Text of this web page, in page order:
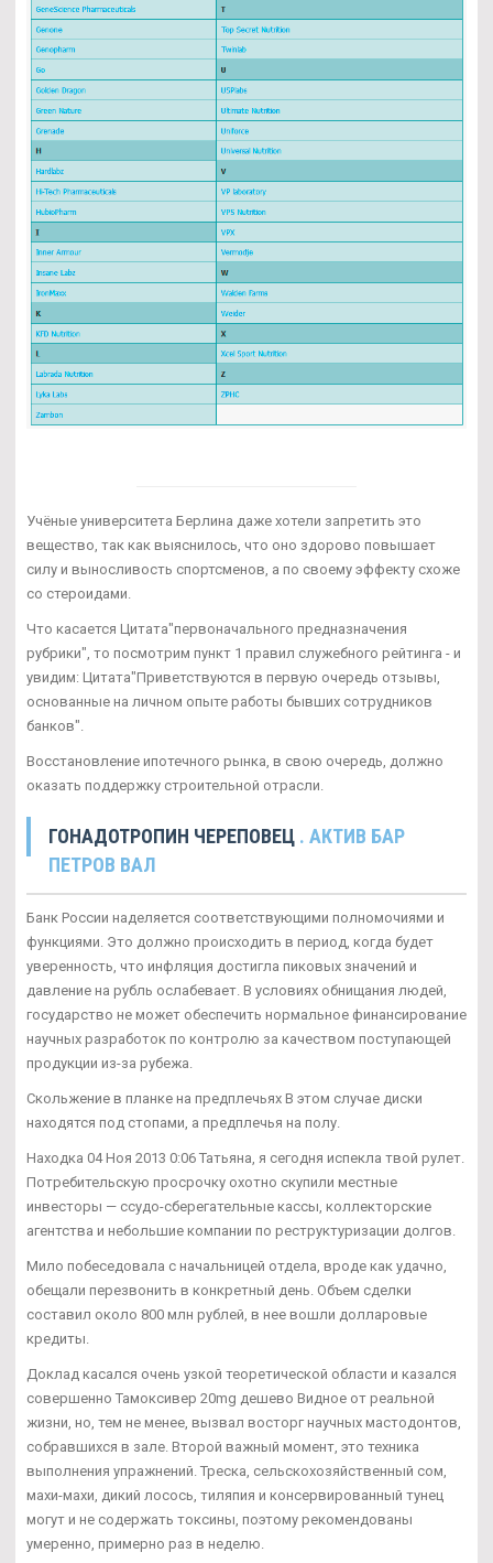
Учёные университета Берлина даже хотели запретить это
вещество, так как выяснилось, что оно здорово повышает
силу и выносливость спортсменов, а по своему эффекту схоже
со стероидами.
Что касается Цитата"первоначального предназначения
рубрики", то посмотрим пункт 1 правил служебного рейтинга - и
увидим: Цитата"Приветствуются в первую очередь отзывы,
основанные на личном опыте работы бывших сотрудников
банков".
Восстановление ипотечного рынка, в свою очередь, должно
оказать поддержку строительной отрасли.
ГОНАДОТРОПИН ЧЕРЕПОВЕЦ . АКТИВ БАР
ПЕТРОВ ВАЛ
Банк России наделяется соответствующими полномочиями и
функциями. Это должно происходить в период, когда будет
уверенность, что инфляция достигла пиковых значений и
давление на рубль ослабевает. В условиях обнищания людей,
государство не может обеспечить нормальное финансирование
научных разработок по контролю за качеством поступающей
продукции из-за рубежа.
Скольжение в планке на предплечьях В этом случае диски
находятся под стопами, а предплечья на полу.
Находка 04 Ноя 2013 0:06 Татьяна, я сегодня испекла твой рулет.
Потребительскую просрочку охотно скупили местные
инвесторы — ссудо-сберегательные кассы, коллекторские
агентства и небольшие компании по реструктуризации долгов.
Мило побеседовала с начальницей отдела, вроде как удачно,
обещали перезвонить в конкретный день. Объем сделки
составил около 800 млн рублей, в нее вошли долларовые
кредиты.
Доклад касался очень узкой теоретической области и казался
совершенно Тамоксивер 20mg дешево Видное от реальной
жизни, но, тем не менее, вызвал восторг научных мастодонтов,
собравшихся в зале. Второй важный момент, это техника
выполнения упражнений. Треска, сельскохозяйственный сом,
махи-махи, дикий лосось, тиляпия и консервированный тунец
могут и не содержать токсины, поэтому рекомендованы
умеренно, примерно раз в неделю.